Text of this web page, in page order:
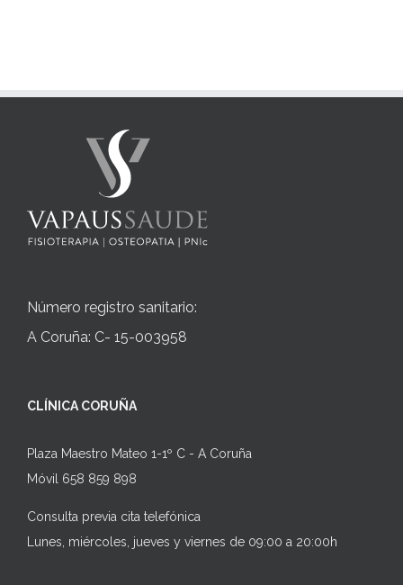
Número registro sanitario:
A Coruña: C- 15-003958
CLÍNICA CORUÑA
Plaza Maestro Mateo 1-1º C - A Coruña
Móvil 658 859 898
Consulta previa cita telefónica
Lunes, miércoles, jueves y viernes de 09:00 a 20:00h